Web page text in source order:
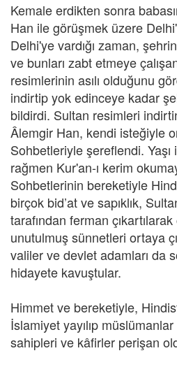
Kemale erdikten sonra
Han ile görüşmek üzere
Delhi'ye vardığı zaman,
ve bunları zabt etmeye
resimlerinin asılı olduğunu
indirtip yok edinceye kadar
bildirdi. Sultan resimleri
Âlemgir Han, kendi isteğiyle
Sohbetleriyle şereflendi. Yaşı
rağmen Kur'an-ı kerim
Sohbetlerinin bereketiyle
birçok bid’at ve sapıklık,
tarafından ferman çıkartılarak
unutulmuş sünnetleri ortaya
valiler ve devlet adamları da
hidayete kavuştular.
Himmet ve bereketiyle,
İslamiyet yayılıp
sahipleri ve kâfirler perişan